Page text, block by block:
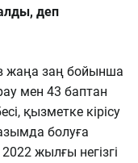
деп
жаңа заң бойынша
мен 43 баптан
қызметке кірісу
болуға
жылғы негізгі